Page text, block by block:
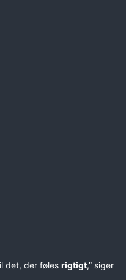
det, der føles rigtigt,” siger